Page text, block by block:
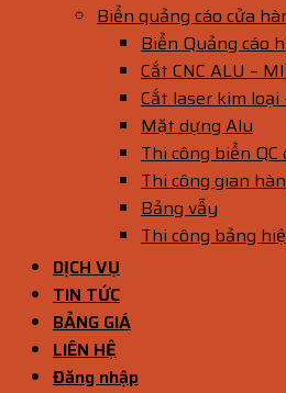
Biển quảng cáo cửa
Biển Quảng cáo
Cắt CNC ALU –
Cắt laser kim loại
Mặt dựng Alu
Thi công biển
Thi công gian
Bảng vẫy
Thi công bảng
DỊCH VỤ
TIN TỨC
BẢNG GIÁ
LIÊN HỆ
Đăng nhập